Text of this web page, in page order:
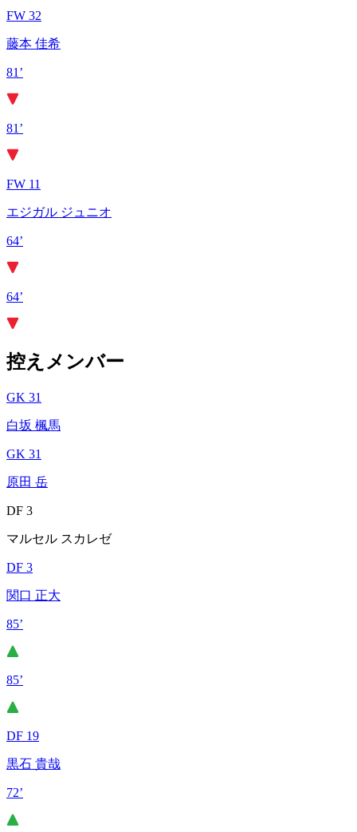
FW 32
藤本 佳希
81’
81’
FW 11
エジガル ジュニオ
64’
64’
控えメンバー
GK 31
白坂 楓馬
GK 31
原田 岳
DF 3
マルセル スカレゼ
DF 3
関口 正大
85’
85’
DF 19
黒石 貴哉
72’